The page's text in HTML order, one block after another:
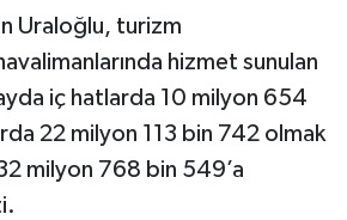
Uraloğlu, turizm
hizmet sunulan
ayda iç hatlarda 10 milyon 654
22 milyon 113 bin 742 olmak
milyon 768 bin 549’a